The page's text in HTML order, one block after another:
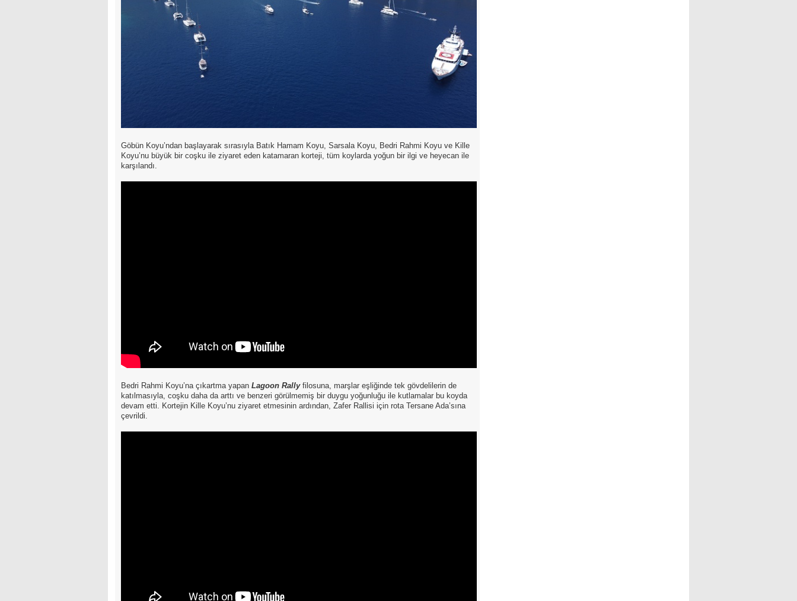
Göbün Koyu’ndan başlayarak sırasıyla Batık Hamam Koyu, Sarsala Koyu, Bedri Rahmi Koyu ve Kille
Koyu’nu büyük bir coşku ile ziyaret eden katamaran korteji, tüm koylarda yoğun bir ilgi ve heyecan ile
karşılandı.
Bedri Rahmi Koyu’na çıkartma yapan Lagoon Rallyfilosuna, marşlar eşliğinde tek gövdelilerin de
katılmasıyla, coşku daha da arttı ve benzeri görülmemiş bir duygu yoğunluğu ile kutlamalar bu koyda
devam etti. Kortejin Kille Koyu’nu ziyaret etmesinin ardından, Zafer Rallisi için rota Tersane Ada’sına
çevrildi.